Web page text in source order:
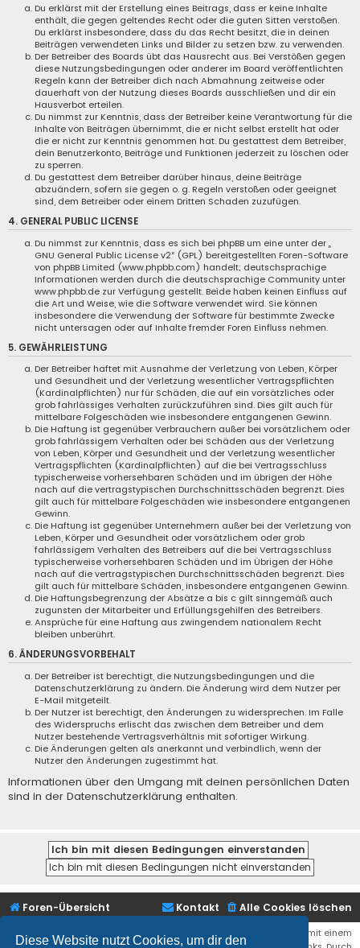
Diese Website nutzt Cookies, um dir den
Du erklärst mit der Erstellung eines Beitrags, dass er keine Inhalte
enthält, die gegen geltendes Recht oder die guten Sitten verstoßen.
Du erklärst insbesondere, dass du das Recht besitzt, die in deinen
Beiträgen verwendeten Links und Bilder zu setzen bzw. zu verwenden.
Der Betreiber des Boards übt das Hausrecht aus. Bei Verstößen gegen
diese Nutzungsbedingungen oder anderer im Board veröffentlichten
Regeln kann der Betreiber dich nach Abmahnung zeitweise oder
dauerhaft von der Nutzung dieses Boards ausschließen und dir ein
Hausverbot erteilen.
Du nimmst zur Kenntnis, dass der Betreiber keine Verantwortung für die
Inhalte von Beiträgen übernimmt, die er nicht selbst erstellt hat oder
die er nicht zur Kenntnis genommen hat. Du gestattest dem Betreiber,
dein Benutzerkonto, Beiträge und Funktionen jederzeit zu löschen oder
zu sperren.
Du gestattest dem Betreiber darüber hinaus, deine Beiträge
abzuändern, sofern sie gegen o. g. Regeln verstoßen oder geeignet
sind, dem Betreiber oder einem Dritten Schaden zuzufügen.
4. GENERAL PUBLIC LICENSE
Du nimmst zur Kenntnis, dass es sich bei phpBB um eine unter der „
GNU General Public License v2“ (GPL) bereitgestellten Foren-Software
von phpBB Limited (www.phpbb.com) handelt; deutschsprachige
Informationen werden durch die deutschsprachige Community unter
www.phpbb.de zur Verfügung gestellt. Beide haben keinen Einfluss auf
die Art und Weise, wie die Software verwendet wird. Sie können
insbesondere die Verwendung der Software für bestimmte Zwecke
nicht untersagen oder auf Inhalte fremder Foren Einfluss nehmen.
5. GEWÄHRLEISTUNG
Der Betreiber haftet mit Ausnahme der Verletzung von Leben, Körper
und Gesundheit und der Verletzung wesentlicher Vertragspflichten
(Kardinalpflichten) nur für Schäden, die auf ein vorsätzliches oder
grob fahrlässiges Verhalten zurückzuführen sind. Dies gilt auch für
mittelbare Folgeschäden wie insbesondere entgangenen Gewinn.
Die Haftung ist gegenüber Verbrauchern außer bei vorsätzlichem oder
grob fahrlässigem Verhalten oder bei Schäden aus der Verletzung
von Leben, Körper und Gesundheit und der Verletzung wesentlicher
Vertragspflichten (Kardinalpflichten) auf die bei Vertragsschluss
typischerweise vorhersehbaren Schäden und im übrigen der Höhe
nach auf die vertragstypischen Durchschnittsschäden begrenzt. Dies
gilt auch für mittelbare Folgeschäden wie insbesondere entgangenen
Gewinn.
Die Haftung ist gegenüber Unternehmern außer bei der Verletzung von
Leben, Körper und Gesundheit oder vorsätzlichem oder grob
fahrlässigem Verhalten des Betreibers auf die bei Vertragsschluss
typischerweise vorhersehbaren Schäden und im Übrigen der Höhe
nach auf die vertragstypischen Durchschnittsschäden begrenzt. Dies
gilt auch für mittelbare Schäden, insbesondere entgangenen Gewinn.
Die Haftungsbegrenzung der Absätze a bis c gilt sinngemäß auch
zugunsten der Mitarbeiter und Erfüllungsgehilfen des Betreibers.
Ansprüche für eine Haftung aus zwingendem nationalem Recht
bleiben unberührt.
6. ÄNDERUNGSVORBEHALT
Der Betreiber ist berechtigt, die Nutzungsbedingungen und die
Datenschutzerklärung zu ändern. Die Änderung wird dem Nutzer per
E-Mail mitgeteilt.
Der Nutzer ist berechtigt, den Änderungen zu widersprechen. Im Falle
des Widerspruchs erlischt das zwischen dem Betreiber und dem
Nutzer bestehende Vertragsverhältnis mit sofortiger Wirkung.
Die Änderungen gelten als anerkannt und verbindlich, wenn der
Nutzer den Änderungen zugestimmt hat.
Informationen über den Umgang mit deinen persönlichen Daten
sind in der Datenschutzerklärung enthalten.
Foren-Übersicht Alle Cookies löschen
Kontakt
Bei den Links zu Shops (Amazon, Ebay, Aliexpress, ...) und Links, die mit einem